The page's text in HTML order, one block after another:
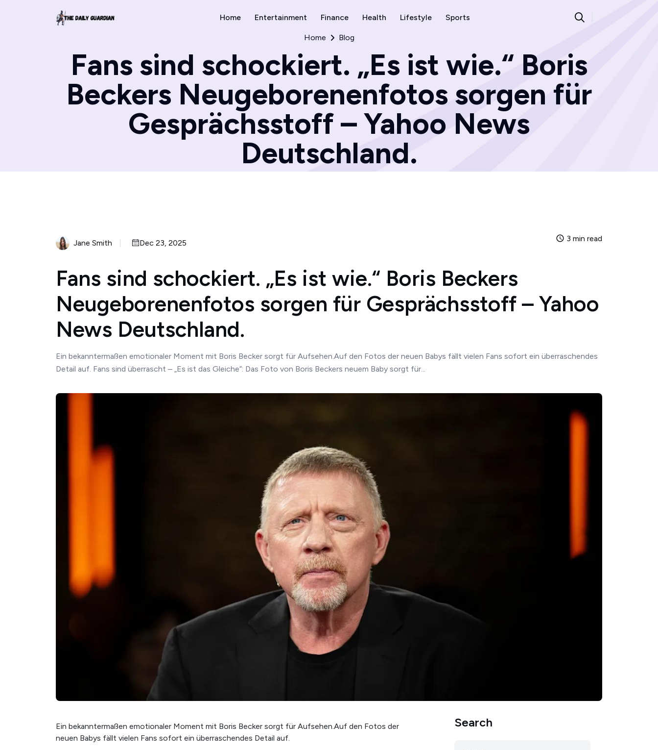
Home Entertainment Finance Health Lifestyle Sports
Home Blog
Fans sind schockiert. „Es ist wie.“ Boris
Beckers Neugeborenenfotos sorgen für
Gesprächsstoff – Yahoo News
Deutschland.
Jane Smith Dec 23, 2025 3 min read
Fans sind schockiert. „Es ist wie.“ Boris Beckers
Neugeborenenfotos sorgen für Gesprächsstoff – Yahoo
News Deutschland.
Ein bekanntermaßen emotionaler Moment mit Boris Becker sorgt für Aufsehen.Auf den Fotos der neuen Babys fällt vielen Fans sofort ein überraschendes
Detail auf. Fans sind überrascht – „Es ist das Gleiche“: Das Foto von Boris Beckers neuem Baby sorgt für...
Ein bekanntermaßen emotionaler Moment mit Boris Becker sorgt für Aufsehen.Auf den Fotos der
neuen Babys fällt vielen Fans sofort ein überraschendes Detail auf.
Search